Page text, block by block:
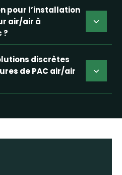
pour l’installation
air/air à
?
discrètes
de PAC air/air